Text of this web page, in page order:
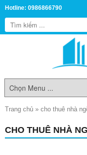
Hotline: 0986866790
Trang chủ » cho thuê nhà
CHO THUÊ NHÀ